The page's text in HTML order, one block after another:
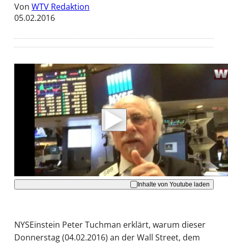
Von WTV Redaktion
05.02.2016
Mit der Wiedergabe dieses Videos werden
Daten an Youtube übertragen.
Hinweise dazu erhalten Sie in derDatenschutzerklärung.
Akzeptieren
Inhalte von Youtube laden
NYSEinstein Peter Tuchman erklärt, warum dieser
Donnerstag (04.02.2016) an der Wall Street, dem